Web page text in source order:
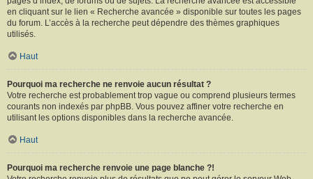
en cliquant sur le lien « Recherche avancée » disponible sur toutes les pages
du forum. L’accès à la recherche peut dépendre des thèmes graphiques
utilisés.
Haut
Pourquoi ma recherche ne renvoie aucun résultat ?
Votre recherche est probablement trop vague ou comprend plusieurs termes
courants non indexés par phpBB. Vous pouvez affiner votre recherche en
utilisant les options disponibles dans la recherche avancée.
Haut
Pourquoi ma recherche renvoie une page blanche ?!